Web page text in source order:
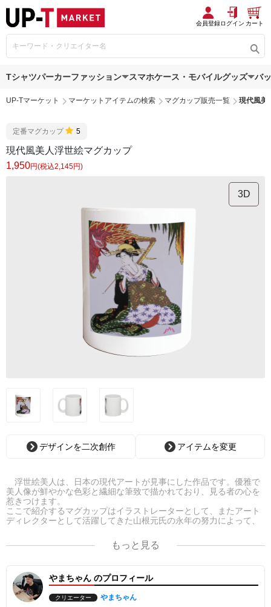
会員登録ログイン カート
Tシャツパーカーファッション スマホケース・モバイルグッズ バ
UP-Tマーケット マーケットアイテムの検索 マグカップ販売一覧 現代風美
定番マグカップ 5
現代風美人浮世絵マグカップ
1,950円(税込2,145円)
3D
デザインを二次創作 アイテムを変更
浮世絵美人は、日本の現代アートが見事にした作品です。優雅で
美人像が鮮やかな色彩と繊細な筆致で描かれており、見る者の心を
惹きつけます。
ここで紹介するマグカップはイラストレーターとして、またアート
ディレクターとして活躍してきた山根元氏の永年の努力によって、
に甦った浮世絵であり、氏自身の幻想画をマグカップにしてみまし
た。
もっと見る
やまちゃん のプロフィール
クリエーター やまちゃん